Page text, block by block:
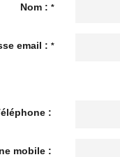
Nom : *
email : *
:
mobile :